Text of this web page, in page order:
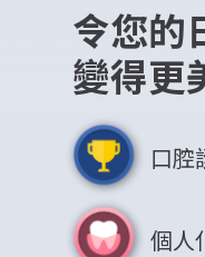
令您的
變得更
口腔
個人